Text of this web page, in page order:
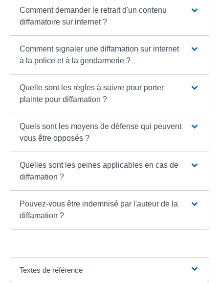
Comment demander le retrait d'un contenu
diffamatoire sur internet ?
Comment signaler une diffamation sur internet
à la police et à la gendarmerie ?
Quelle sont les règles à suivre pour porter
plainte pour diffamation ?
Quels sont les moyens de défense qui peuvent
vous être opposés ?
Quelles sont les peines applicables en cas de
diffamation ?
Pouvez-vous être indemnisé par l'auteur de la
diffamation ?
Textes de référence